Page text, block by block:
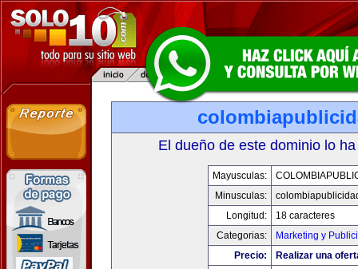
El dueño de este dominio lo
Mayusculas:
Minusculas:
Longitud:
18 caracteres
Categorias:
Marketing y
Precio:
Realizar una